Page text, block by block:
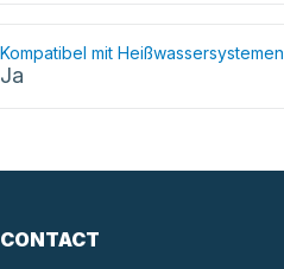
Kompatibel mit Heißwassersystemen
Ja
CONTACT